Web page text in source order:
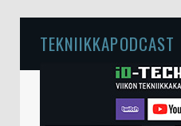
TEKNIIKKAPODCAST